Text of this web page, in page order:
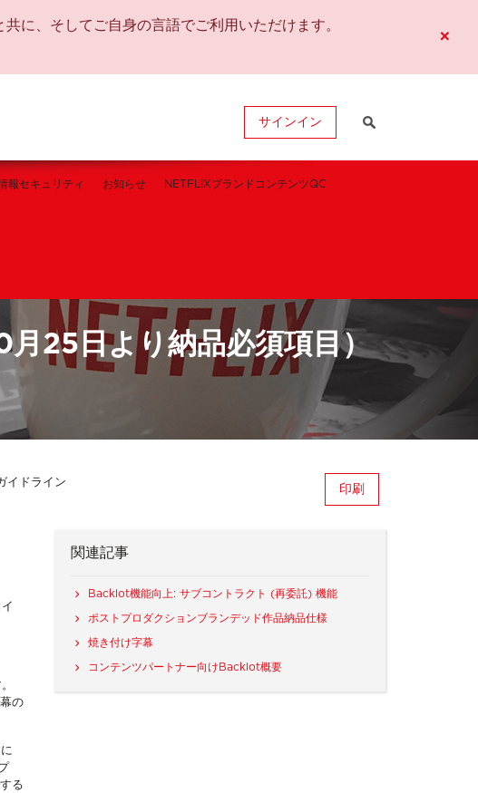
に、そしてご自身の言語でご利用いただけます。
×
サインイン
報セキュリティ お知らせ NETFLIXブランドコンテンツQC
25日より納品必須項目）
イドライン
印刷
の
る
関連記事
Backlot機能向上: サブコントラクト (再委託) 機能
ポストプロダクションブランデッド作品納品仕様
焼き付け字幕
コンテンツパートナー向けBacklot概要